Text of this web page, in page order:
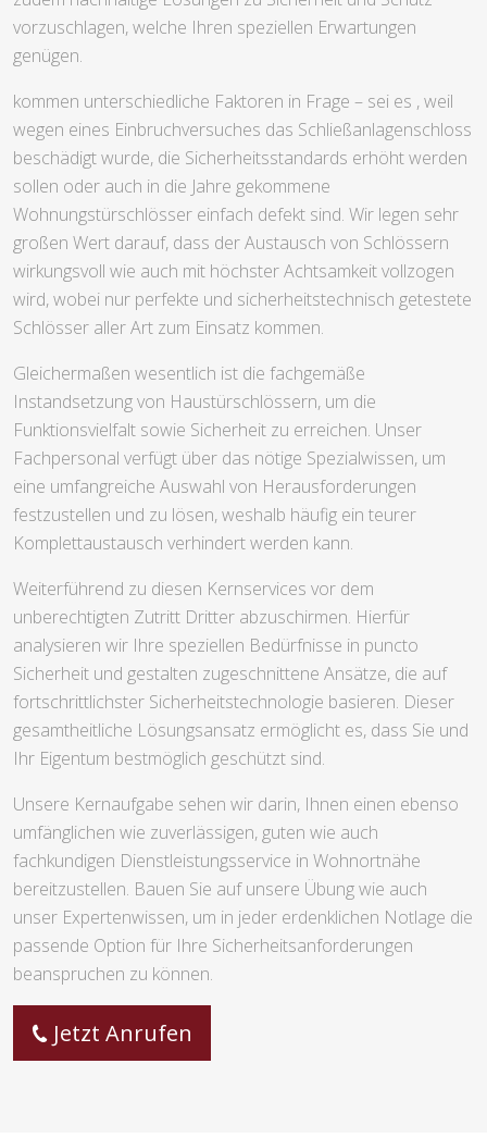
vorzuschlagen, welche Ihren speziellen Erwartungen
genügen.
kommen unterschiedliche Faktoren in Frage – sei es , weil
wegen eines Einbruchversuches das Schließanlagenschloss
beschädigt wurde, die Sicherheitsstandards erhöht werden
sollen oder auch in die Jahre gekommene
Wohnungstürschlösser einfach defekt sind. Wir legen sehr
großen Wert darauf, dass der Austausch von Schlössern
wirkungsvoll wie auch mit höchster Achtsamkeit vollzogen
wird, wobei nur perfekte und sicherheitstechnisch getestete
Schlösser aller Art zum Einsatz kommen.
Gleichermaßen wesentlich ist die fachgemäße
Instandsetzung von Haustürschlössern, um die
Funktionsvielfalt sowie Sicherheit zu erreichen. Unser
Fachpersonal verfügt über das nötige Spezialwissen, um
eine umfangreiche Auswahl von Herausforderungen
festzustellen und zu lösen, weshalb häufig ein teurer
Komplettaustausch verhindert werden kann.
Weiterführend zu diesen Kernservices vor dem
unberechtigten Zutritt Dritter abzuschirmen. Hierfür
analysieren wir Ihre speziellen Bedürfnisse in puncto
Sicherheit und gestalten zugeschnittene Ansätze, die auf
fortschrittlichster Sicherheitstechnologie basieren. Dieser
gesamtheitliche Lösungsansatz ermöglicht es, dass Sie und
Ihr Eigentum bestmöglich geschützt sind.
Unsere Kernaufgabe sehen wir darin, Ihnen einen ebenso
umfänglichen wie zuverlässigen, guten wie auch
fachkundigen Dienstleistungsservice in Wohnortnähe
bereitzustellen. Bauen Sie auf unsere Übung wie auch
unser Expertenwissen, um in jeder erdenklichen Notlage die
passende Option für Ihre Sicherheitsanforderungen
beanspruchen zu können.
Jetzt Anrufen